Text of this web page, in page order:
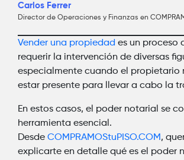
Carlos Ferrer
Director de Operaciones y Finanzas en
Vender una propiedad es un proceso
requerir la intervención de diversas
especialmente cuando el propietario
estar presente para llevar a cabo la
En estos casos, el poder notarial se
herramienta esencial.
Desde COMPRAMOStuPISO.COM,
explicarte en detalle qué es el poder